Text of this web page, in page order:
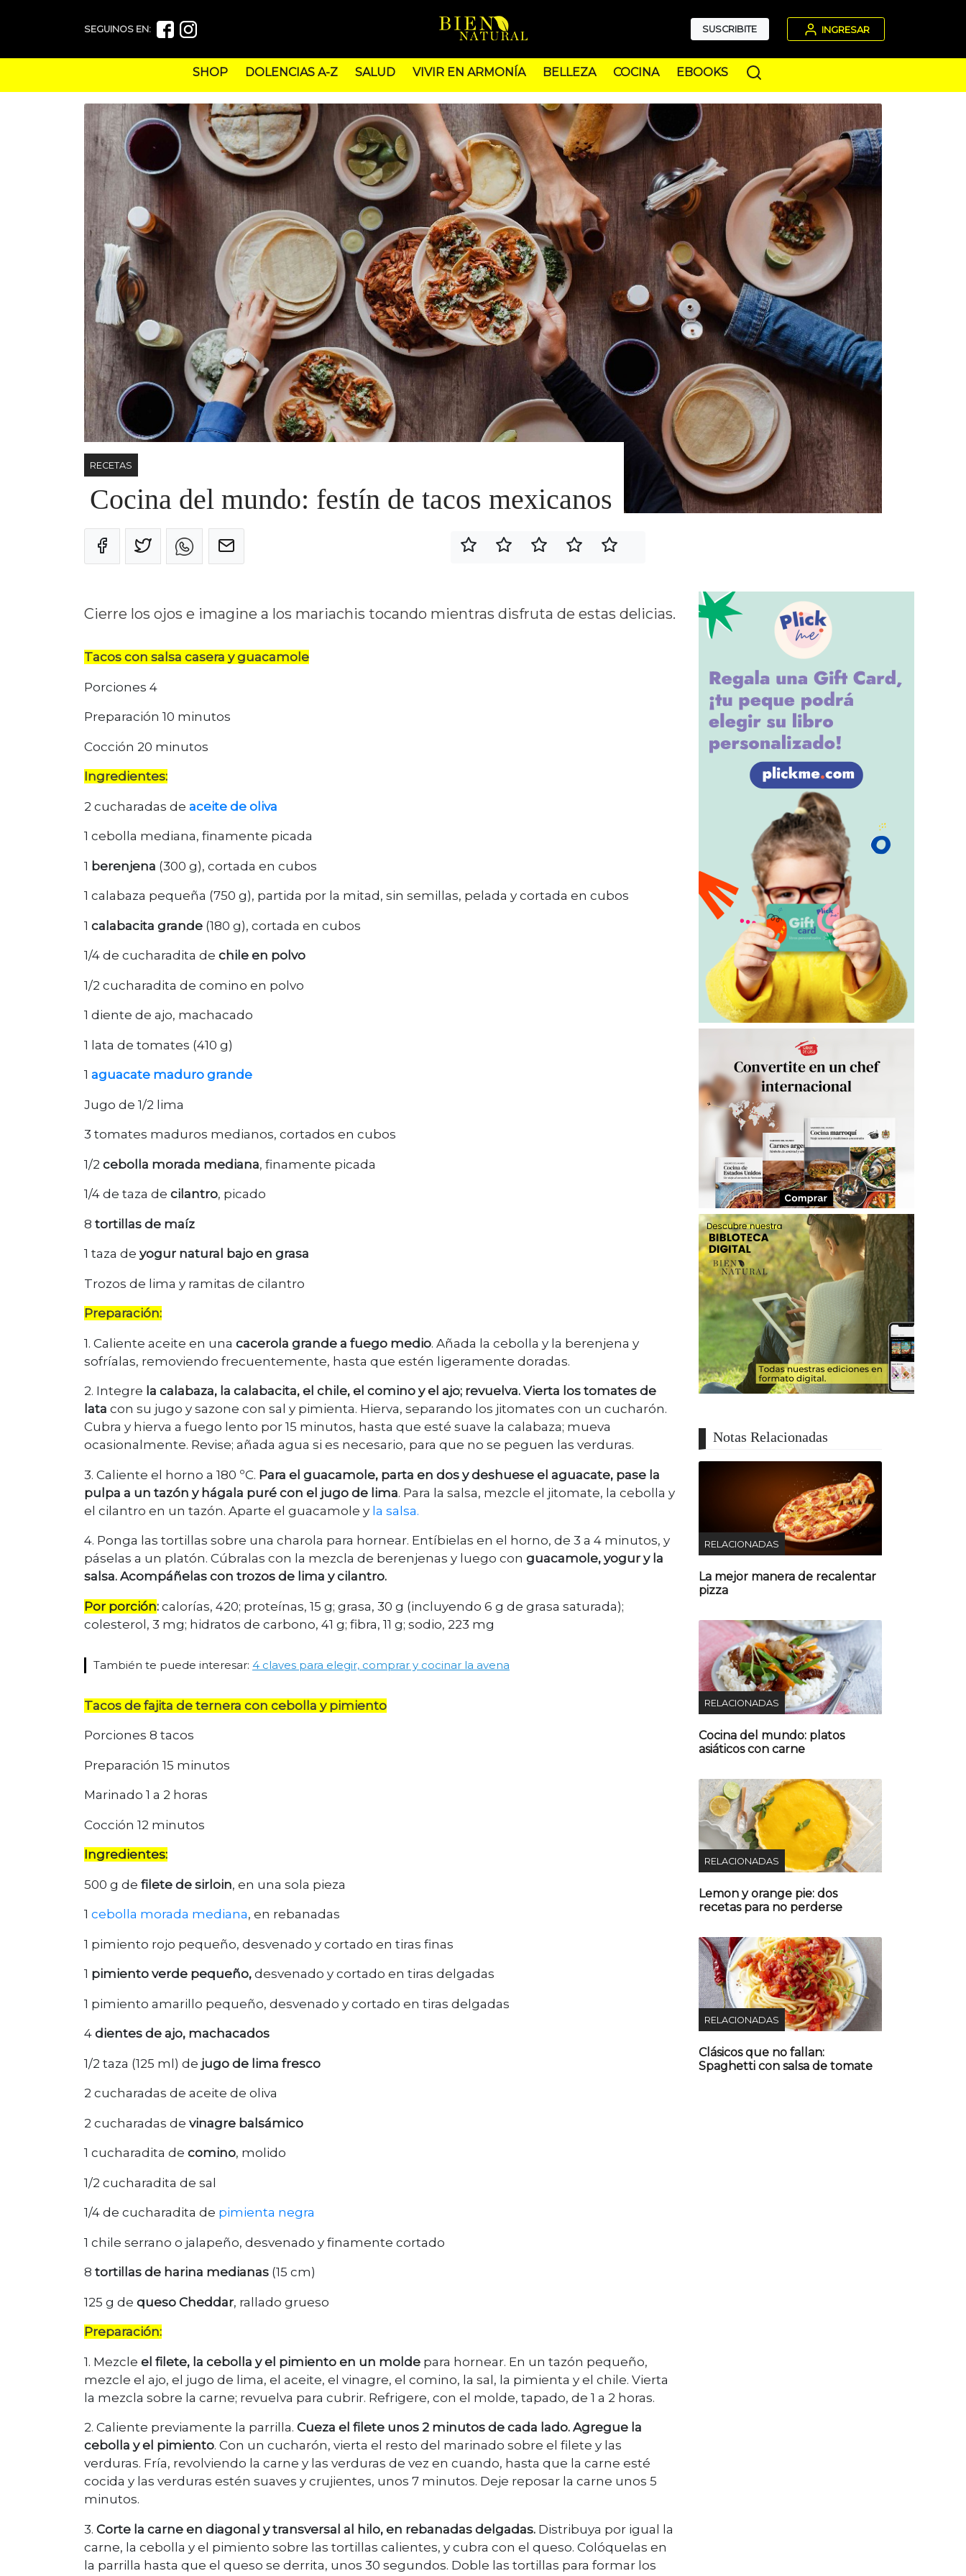
SEGUINOS EN: SUSCRIBITE INGRESAR
SHOP DOLENCIAS A-Z SALUD VIVIR EN ARMONÍA BELLEZA COCINA EBOOKS
RECETAS
Cocina del mundo: festín de tacos mexicanos
Cierre los ojos e imagine a los mariachis tocando mientras disfruta de estas delicias.
Tacos con salsa casera y guacamole
Porciones 4
Preparación 10 minutos
Cocción 20 minutos
Ingredientes:
2 cucharadas de aceite de oliva
1 cebolla mediana, finamente picada
1 berenjena (300 g), cortada en cubos
1 calabaza pequeña (750 g), partida por la mitad, sin semillas, pelada y cortada en cubos
1 calabacita grande (180 g), cortada en cubos
1/4 de cucharadita de chile en polvo
1/2 cucharadita de comino en polvo
1 diente de ajo, machacado
1 lata de tomates (410 g)
1 aguacate maduro grande
Jugo de 1/2 lima
3 tomates maduros medianos, cortados en cubos
1/2 cebolla morada mediana, finamente picada
1/4 de taza de cilantro, picado
8 tortillas de maíz
1 taza de yogur natural bajo en grasa
Trozos de lima y ramitas de cilantro
Preparación:
1. Caliente aceite en una cacerola grande a fuego medio. Añada la cebolla y la berenjena y
sofríalas, removiendo frecuentemente, hasta que estén ligeramente doradas.
2. Integre la calabaza, la calabacita, el chile, el comino y el ajo; revuelva. Vierta los tomates de
lata con su jugo y sazone con sal y pimienta. Hierva, separando los jitomates con un cucharón.
Cubra y hierva a fuego lento por 15 minutos, hasta que esté suave la calabaza; mueva
ocasionalmente. Revise; añada agua si es necesario, para que no se peguen las verduras.
3. Caliente el horno a 180 ºC. Para el guacamole, parta en dos y deshuese el aguacate, pase la
pulpa a un tazón y hágala puré con el jugo de lima. Para la salsa, mezcle el jitomate, la cebolla y
el cilantro en un tazón. Aparte el guacamole y la salsa.
4. Ponga las tortillas sobre una charola para hornear. Entíbielas en el horno, de 3 a 4 minutos, y
páselas a un platón. Cúbralas con la mezcla de berenjenas y luego con guacamole, yogur y la
salsa. Acompáñelas con trozos de lima y cilantro.
Por porción: calorías, 420; proteínas, 15 g; grasa, 30 g (incluyendo 6 g de grasa saturada);
colesterol, 3 mg; hidratos de carbono, 41 g; fibra, 11 g; sodio, 223 mg
También te puede interesar: 4 claves para elegir, comprar y cocinar la avena
Tacos de fajita de ternera con cebolla y pimiento
Porciones 8 tacos
Preparación 15 minutos
Marinado 1 a 2 horas
Cocción 12 minutos
Ingredientes:
500 g de filete de sirloin, en una sola pieza
1 cebolla morada mediana, en rebanadas
1 pimiento rojo pequeño, desvenado y cortado en tiras finas
1 pimiento verde pequeño, desvenado y cortado en tiras delgadas
1 pimiento amarillo pequeño, desvenado y cortado en tiras delgadas
4 dientes de ajo, machacados
1/2 taza (125 ml) de jugo de lima fresco
2 cucharadas de aceite de oliva
2 cucharadas de vinagre balsámico
1 cucharadita de comino, molido
1/2 cucharadita de sal
1/4 de cucharadita de pimienta negra
1 chile serrano o jalapeño, desvenado y finamente cortado
8 tortillas de harina medianas (15 cm)
125 g de queso Cheddar, rallado grueso
Preparación:
1. Mezcle el filete, la cebolla y el pimiento en un molde para hornear. En un tazón pequeño,
mezcle el ajo, el jugo de lima, el aceite, el vinagre, el comino, la sal, la pimienta y el chile. Vierta
la mezcla sobre la carne; revuelva para cubrir. Refrigere, con el molde, tapado, de 1 a 2 horas.
2. Caliente previamente la parrilla. Cueza el filete unos 2 minutos de cada lado. Agregue la
cebolla y el pimiento. Con un cucharón, vierta el resto del marinado sobre el filete y las
verduras. Fría, revolviendo la carne y las verduras de vez en cuando, hasta que la carne esté
cocida y las verduras estén suaves y crujientes, unos 7 minutos. Deje reposar la carne unos 5
minutos.
3. Corte la carne en diagonal y transversal al hilo, en rebanadas delgadas. Distribuya por igual la
carne, la cebolla y el pimiento sobre las tortillas calientes, y cubra con el queso. Colóquelas en
la parrilla hasta que el queso se derrita, unos 30 segundos. Doble las tortillas para formar los
Notas Relacionadas
RELACIONADAS
La mejor manera de recalentar
pizza
RELACIONADAS
Cocina del mundo: platos
asiáticos con carne
RELACIONADAS
Lemon y orange pie: dos
recetas para no perderse
RELACIONADAS
Clásicos que no fallan:
Spaghetti con salsa de tomate